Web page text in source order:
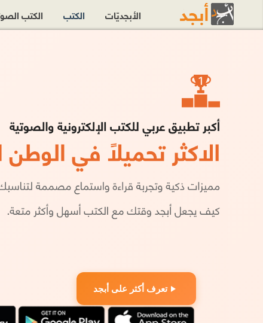
تعرف أكثر على أبجد
الأبجديّات الكتب الكتب